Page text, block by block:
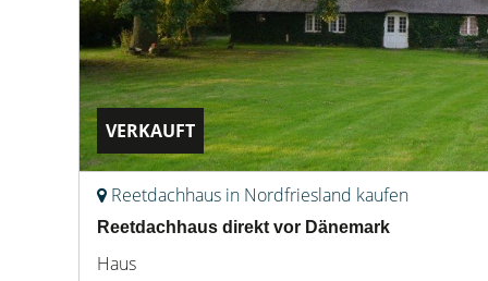
VERKAUFT
Reetdachhaus in Nordfriesland kaufen
Reetdachhaus direkt vor Dänemark
Haus